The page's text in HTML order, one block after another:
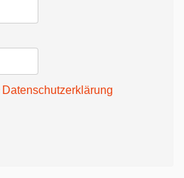
Datenschutzerklärung